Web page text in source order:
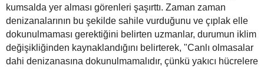
kumsalda yer alması görenleri şaşırttı. Zaman zaman
denizanalarının bu şekilde sahile vurduğunu ve çıplak elle
dokunulmaması gerektiğini belirten uzmanlar, durumun iklim
değişikliğinden kaynaklandığını belirterek, "Canlı olmasalar
dahi denizanasına dokunulmamalıdır, çünkü yakıcı hücrelere